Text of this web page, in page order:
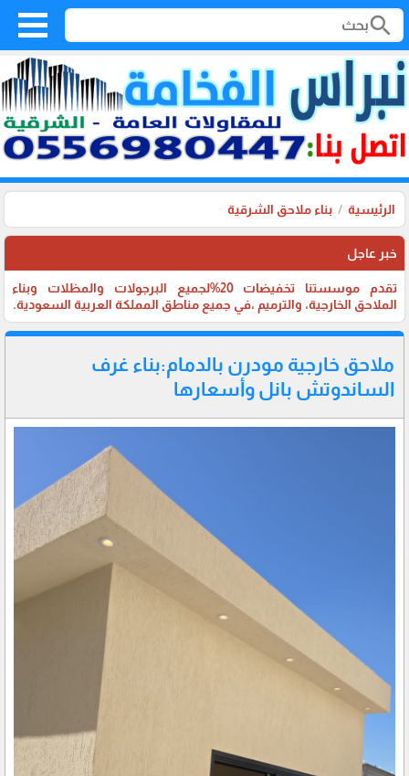
search
الرئيسية بناء ملاحق الشرقية
خبر عاجل
تقدم موسستنا تخفيضات 20%لجميع البرجولات والمظلات وبناء
الملاحق الخارجية، والترميم ،في جميع مناطق المملكة العربية السعودية.
ملاحق خارجية مودرن بالدمام:بناء غرف
الساندوتش بانل وأسعارها